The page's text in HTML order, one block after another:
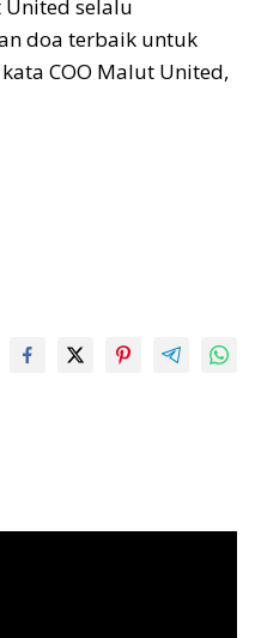
United selalu
doa terbaik untuk
COO Malut United,